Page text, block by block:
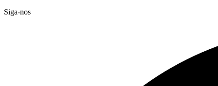
Siga-nos